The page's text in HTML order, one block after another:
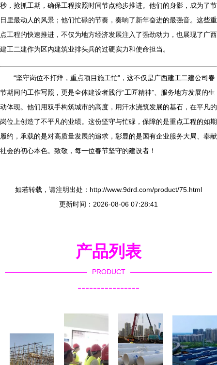
秒，抢抓工期，确保工程按照时间节点稳步推进。他们的身影，成为了节
日里最动人的风景；他们忙碌的节奏，奏响了新年奋进的最强音。这些重
点工程的快速推进，不仅为地方经济发展注入了强劲动力，也展现了广西
建工二建作为区内建筑业排头兵的过硬实力和使命担当。
“坚守岗位不打烊，重点项目施工忙”，这不仅是广西建工二建公司春
节期间的工作写照，更是全体建设者践行“工匠精神”、服务地方发展的生
动体现。他们用双手构筑城市的高度，用汗水浇筑发展的基石，在平凡的
岗位上创造了不平凡的业绩。这份坚守与忙碌，保障的是重点工程的如期
履约，承载的是对高质量发展的追求，彰显的是国有企业服务大局、奉献
社会的初心本色。致敬，每一位春节坚守的建设者！
如若转载，请注明出处：http://www.9drd.com/product/75.html
更新时间：2026-08-06 07:28:41
产品列表
PRODUCT
----------------